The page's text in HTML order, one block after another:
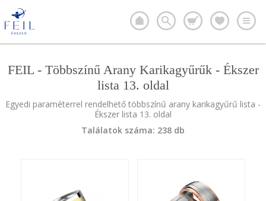
FEIL - Többszínű Arany Karikagyűrűk - Ékszer
lista 13. oldal
Egyedi paraméterrel rendelhető többszínű arany karikagyűrű lista -
Ékszer lista 13. oldal
Találatok száma: 238 db